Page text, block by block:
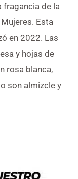
fragancia de la
Esta
en 2022. Las
y hojas de
rosa blanca,
son almizcle y